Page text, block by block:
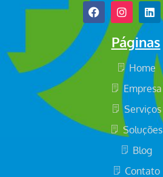
Páginas
Home
Empresa
Serviços
Soluções
Blog
Contato